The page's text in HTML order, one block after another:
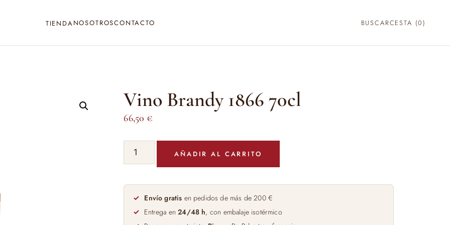
TIENDANOSOTROSCONTACTO BUSCARCESTA (0)
Vino Brandy 1866 70cl
66,50 €
Vino
Brandy
70cl
cantidad
AÑADIR AL CARRITO
Envío gratis en pedidos de más de 200 €
Entrega en24/48 h, con embalaje isotérmico